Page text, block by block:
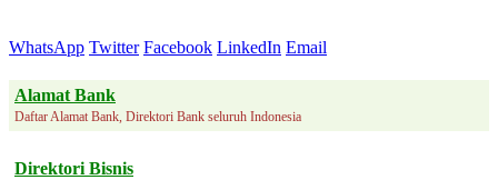
WhatsApp Twitter Facebook LinkedIn Email
Alamat Bank
Daftar Alamat Bank, Direktori Bank seluruh Indonesia
Direktori Bisnis